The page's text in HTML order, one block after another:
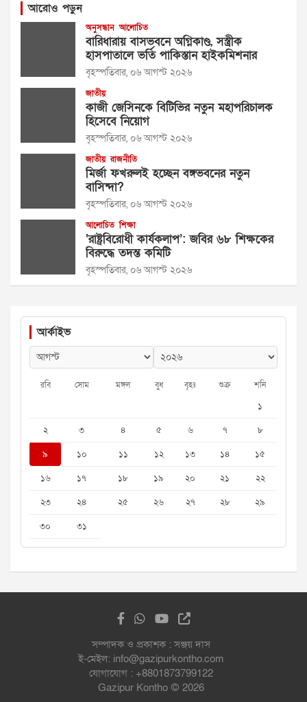
আরোও পড়ুন
অনুসন্ধান আলোচিত
বারিধারায় বাসভবনে অগ্নিকাণ্ড, সস্ত্রীক
হাসপাতালে ভর্তি পাকিস্তান হাইকমিশনার
বৃহস্পতিবার, ০৬ আগস্ট ২০২৬
জাতীয়
কাজী জেসিনকে বিটিভির নতুন মহাপরিচালক
হিসেবে নিয়োগ
বৃহস্পতিবার, ০৬ আগস্ট ২০২৬
জাতীয় রাজনীতি
মির্জা ফখরুলই হচ্ছেন বঙ্গভবনের নতুন
বাসিন্দা?
বৃহস্পতিবার, ০৬ আগস্ট ২০২৬
আলোচিত শিক্ষা
‘রাষ্ট্রবিরোধী কার্যকলাপ’: জবির ৬৮ শিক্ষকের
বিরুদ্ধে তদন্ত কমিটি
বৃহস্পতিবার, ০৬ আগস্ট ২০২৬
আর্কাইভ
রবি সোম মঙ্গল বুধ বৃহঃ শুক্র শনি
১
২
৩ ৪ ৫ ৬ ৭
৮
৯
১০ ১১ ১২ ১৩ ১৪
১৫
১৬
১৭ ১৮ ১৯ ২০ ২১
২২
২৩
২৪ ২৫ ২৬ ২৭ ২৮
২৯
৩০
৩১
সম্পাদক ও প্রকাশক : সঞ্জয় দাস
ই-মেইল: info@gazipurkontho.com
যোগাযোগ : +8801873799122
Gazipur Kontho © 2026